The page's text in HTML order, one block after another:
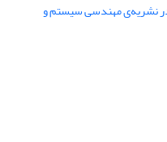
نشریه‌ی مهندسی سیستم و